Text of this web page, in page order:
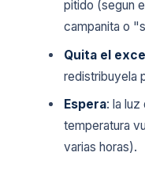
pitido (segun
campanita o
Quita el
redistribuyela
Espera: la luz
temperatura
varias horas).